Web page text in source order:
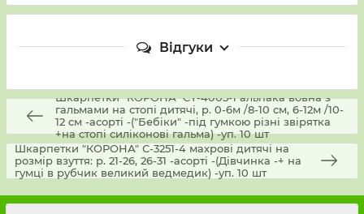
Відгуки
Шкарпетки "КОРОНА" CY-4005-1 альпака вовна з
гальмами на стопі дитячі, р. 0-6м /8-10 см, 6-12м /10-
12 см -асорті -("Бебіки" -під гумкою різні звірятка
+на стопі силіконові гальма) -уп. 10 шт
Шкарпетки "КОРОНА" С-3251-4 махрові дитячі на
розмір взуття: р. 21-26, 26-31 -асорті -(Дівчинка -+ на
гумці в рубчик великий ведмедик) -уп. 10 шт